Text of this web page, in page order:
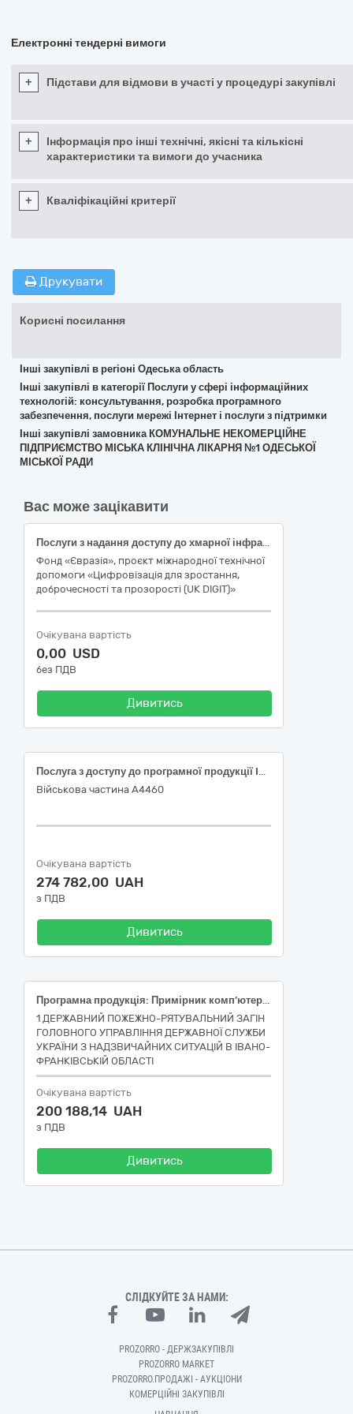
Електронні тендерні вимоги
+ Підстави для відмови в участі у процедурі закупівлі
+
Інформація про інші технічні, якісні та кількісні
характеристики та вимоги до учасника
+ Кваліфікаційні критерії
Друкувати
Корисні посилання
Інші закупівлі в регіоні Одеська область
Інші закупівлі в категорії Послуги у сфері інформаційних
технологій: консультування, розробка програмного
забезпечення, послуги мережі Інтернет і послуги з підтримки
Інші закупівлі замовника КОМУНАЛЬНЕ НЕКОМЕРЦІЙНЕ
ПІДПРИЄМСТВО МІСЬКА КЛІНІЧНА ЛІКАРНЯ №1 ОДЕСЬКОЇ
МІСЬКОЇ РАДИ
Вас може зацікавити
Послуги з надання доступу до хмарної інфраструктури Google Cloud у вигляді грошового еквівалента (Кредитів Google Cloud / Google Cloud Credits) для використання сервісів генеративного штучного інтелекту / Provision of Google Cloud Credits for Access to Google Cloud Infrastructure and the Use of Generative Artificial Intelligence Services.
Фонд «Євразія», проєкт міжнародної технічної
допомоги «Цифровізація для зростання,
доброчесності та прозорості (UK DIGIT)»
Очікувана вартість
0,00 USD
без ПДВ
Дивитись
Послуга з доступу до програмної продукції IDA Pro Expert 4
Військова частина А4460
Очікувана вартість
274 782,00 UAH
з ПДВ
Дивитись
Програмна продукція: Примірник комп’ютерної програми FortiGate – 40F 3Year FortiCare Essential Support ( FC-10-0040F-314-02-36) (сервісна технічна підтримка поновлення на 3 роки), Програмна продукція: Примірник комп’ютерної програми FortiGate – 60F 3Year FortiCare Essential Support ( FC-10-0060F-314-02-36) (сервісна технічна підтримка поновлення на 3 роки), згідно ДК 021:2015: 72260000-5 Послуги, пов’язані з програмним забезпеченням
1 ДЕРЖАВНИЙ ПОЖЕЖНО-РЯТУВАЛЬНИЙ ЗАГІН
ГОЛОВНОГО УПРАВЛІННЯ ДЕРЖАВНОЇ СЛУЖБИ
УКРАЇНИ З НАДЗВИЧАЙНИХ СИТУАЦІЙ В ІВАНО-
ФРАНКІВСЬКІЙ ОБЛАСТІ
Очікувана вартість
200 188,14 UAH
з ПДВ
Дивитись
СЛІДКУЙТЕ ЗА НАМИ:
PROZORRO - ДЕРЖЗАКУПІВЛІ
PROZORRO MARKET
PROZORRO.ПРОДАЖІ - АУКЦІОНИ
КОМЕРЦІЙНІ ЗАКУПІВЛІ